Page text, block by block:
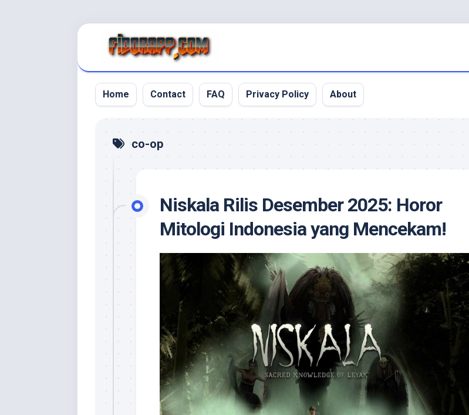
Home Contact FAQ Privacy Policy About
co-op
Niskala Rilis Desember 2025: Horor
Mitologi Indonesia yang Mencekam!